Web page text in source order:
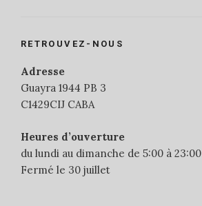
RETROUVEZ-NOUS
Adresse
Guayra 1944 PB 3
C1429CIJ CABA
Heures d’ouverture
du lundi au dimanche de 5:00 à 23:00
Fermé le 30 juillet